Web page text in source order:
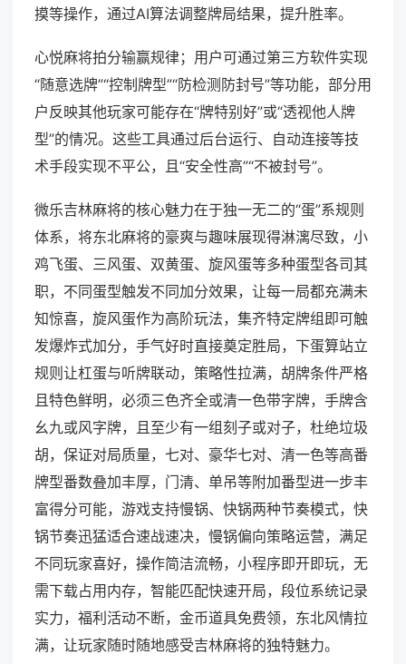
摸等操作，通过AI算法调整牌局结果，提升胜率。
心悦麻将拍分输赢规律；用户可通过第三方软件实现
“随意选牌”“控制牌型”“防检测防封号”等功能，部分用
户反映其他玩家可能存在“牌特别好”或“透视他人牌
型”的情况。这些工具通过后台运行、自动连接等技
术手段实现不平公，且“安全性高”“不被封号”。
微乐吉林麻将的核心魅力在于独一无二的“蛋”系规则
体系，将东北麻将的豪爽与趣味展现得淋漓尽致，小
鸡飞蛋、三风蛋、双黄蛋、旋风蛋等多种蛋型各司其
职，不同蛋型触发不同加分效果，让每一局都充满未
知惊喜，旋风蛋作为高阶玩法，集齐特定牌组即可触
发爆炸式加分，手气好时直接奠定胜局，下蛋算站立
规则让杠蛋与听牌联动，策略性拉满，胡牌条件严格
且特色鲜明，必须三色齐全或清一色带字牌，手牌含
幺九或风字牌，且至少有一组刻子或对子，杜绝垃圾
胡，保证对局质量，七对、豪华七对、清一色等高番
牌型番数叠加丰厚，门清、单吊等附加番型进一步丰
富得分可能，游戏支持慢锅、快锅两种节奏模式，快
锅节奏迅猛适合速战速决，慢锅偏向策略运营，满足
不同玩家喜好，操作简洁流畅，小程序即开即玩，无
需下载占用内存，智能匹配快速开局，段位系统记录
实力，福利活动不断，金币道具免费领，东北风情拉
满，让玩家随时随地感受吉林麻将的独特魅力。